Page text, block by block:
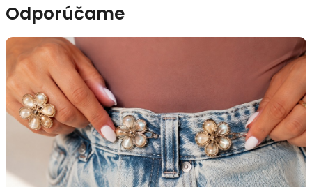
Odporúčame